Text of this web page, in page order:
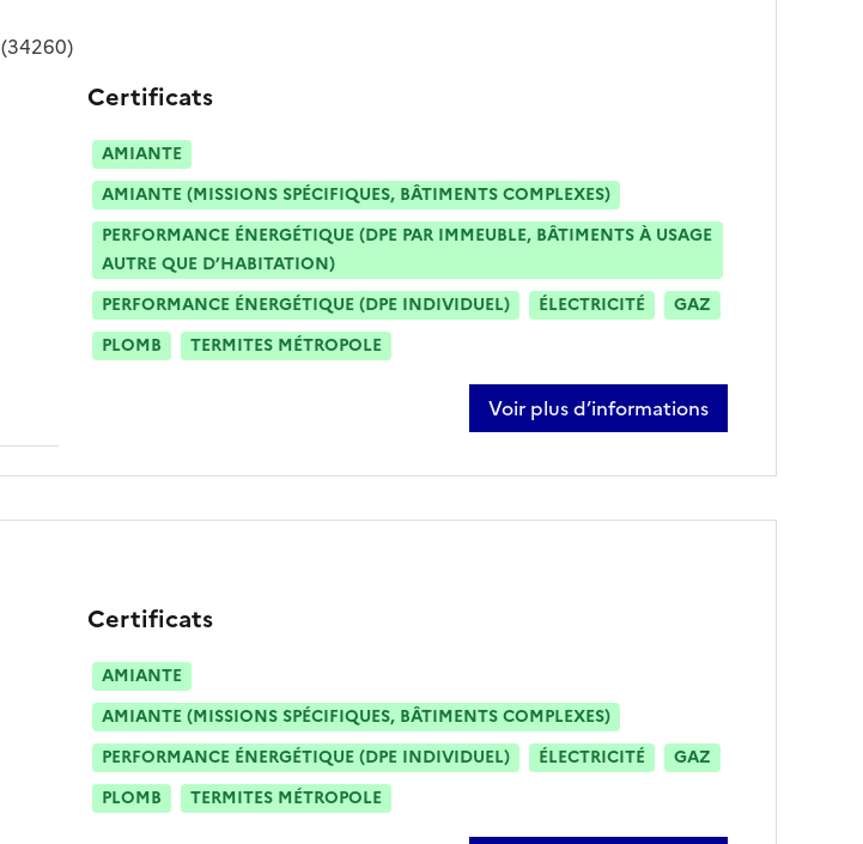
(34260)
Certificats
AMIANTE
AMIANTE (MISSIONS SPÉCIFIQUES, BÂTIMENTS COMPLEXES)
PERFORMANCE ÉNERGÉTIQUE (DPE PAR IMMEUBLE, BÂTIMENTS À USAGE
AUTRE QUE D’HABITATION)
PERFORMANCE ÉNERGÉTIQUE (DPE INDIVIDUEL)
ÉLECTRICITÉ
GAZ
PLOMB
TERMITES MÉTROPOLE
Voir plus d’informations
sur jonathan abdelkader
Certificats
AMIANTE
AMIANTE (MISSIONS SPÉCIFIQUES, BÂTIMENTS COMPLEXES)
PERFORMANCE ÉNERGÉTIQUE (DPE INDIVIDUEL)
ÉLECTRICITÉ
GAZ
PLOMB
TERMITES MÉTROPOLE